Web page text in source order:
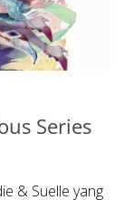
Series
& Suelle yang